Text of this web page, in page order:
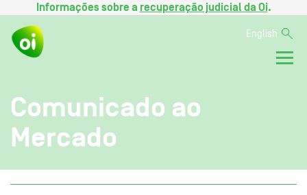
Informações sobre a recuperação judicial da Oi.
English
Comunicado ao
Mercado